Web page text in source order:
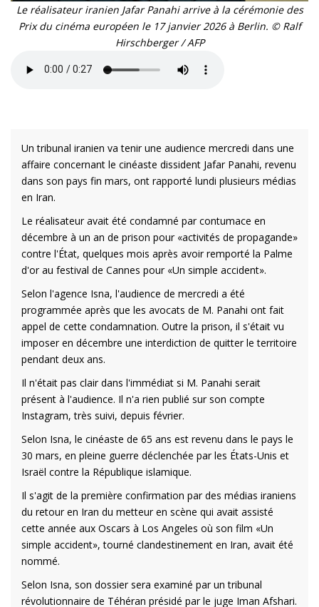
Le réalisateur iranien Jafar Panahi arrive à la cérémonie des
Prix du cinéma européen le 17 janvier 2026 à Berlin. © Ralf
Hirschberger / AFP
Un tribunal iranien va tenir une audience mercredi dans une
affaire concernant le cinéaste dissident Jafar Panahi, revenu
dans son pays fin mars, ont rapporté lundi plusieurs médias
en Iran.
Le réalisateur avait été condamné par contumace en
décembre à un an de prison pour «activités de propagande»
contre l'État, quelques mois après avoir remporté la Palme
d'or au festival de Cannes pour «Un simple accident».
Selon l'agence Isna, l'audience de mercredi a été
programmée après que les avocats de M. Panahi ont fait
appel de cette condamnation. Outre la prison, il s'était vu
imposer en décembre une interdiction de quitter le territoire
pendant deux ans.
Il n'était pas clair dans l'immédiat si M. Panahi serait
présent à l'audience. Il n'a rien publié sur son compte
Instagram, très suivi, depuis février.
Selon Isna, le cinéaste de 65 ans est revenu dans le pays le
30 mars, en pleine guerre déclenchée par les États-Unis et
Israël contre la République islamique.
Il s'agit de la première confirmation par des médias iraniens
du retour en Iran du metteur en scène qui avait assisté
cette année aux Oscars à Los Angeles où son film «Un
simple accident», tourné clandestinement en Iran, avait été
nommé.
Selon Isna, son dossier sera examiné par un tribunal
révolutionnaire de Téhéran présidé par le juge Iman Afshari.